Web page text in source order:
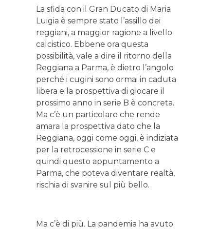
La sfida con il Gran Ducato di Maria
Luigia è sempre stato l’assillo dei
reggiani, a maggior ragione a livello
calcistico. Ebbene ora questa
possibilità, vale a dire il ritorno della
Reggiana a Parma, è dietro l’angolo
perché i cugini sono ormai in caduta
libera e la prospettiva di giocare il
prossimo anno in serie B è concreta.
Ma c’è un particolare che rende
amara la prospettiva dato che la
Reggiana, oggi come oggi, è indiziata
per la retrocessione in serie C e
quindi questo appuntamento a
Parma, che poteva diventare realtà,
rischia di svanire sul più bello.
Ma c’è di più. La pandemia ha avuto